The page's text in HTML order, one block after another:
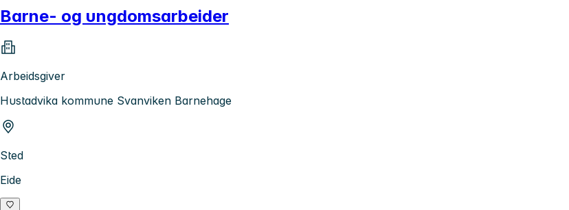
Barne- og ungdomsarbeider
Arbeidsgiver
Hustadvika kommune Svanviken Barnehage
Sted
Eide